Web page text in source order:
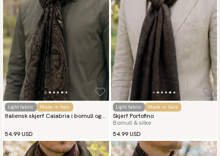
100 dager åpent kjøp:
Returfrakt betales av deg som kunde.
Les mer
Betalingsmåter:
Vipps, Apple pay, Google pay, Klarna, Kortbetaling, Trustly,
Walley Bedriftsfaktura.
Light fabric Made in Italy
Italiensk skjerf Calabria i bomull og
54.99 USD
Light fabric Made in Italy
Skjerf Portofino
Bomull & silke
54.99 USD